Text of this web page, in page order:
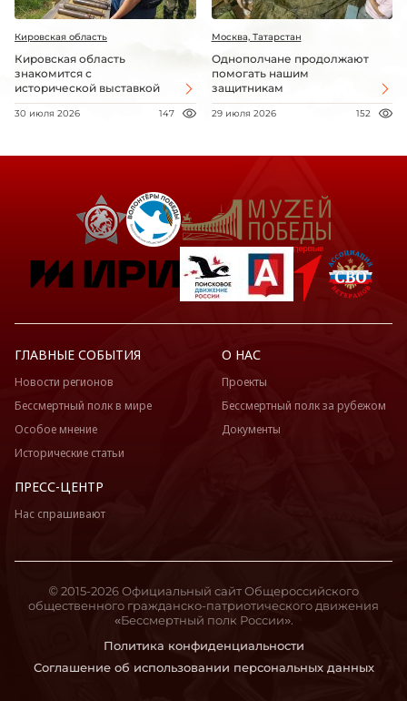
Кировская область
Кировская область
знакомится с
исторической выставкой
30 июля 2026 147
Москва, Татарстан
Однополчане продолжают
помогать нашим
защитникам
29 июля 2026 152
ГЛАВНЫЕ СОБЫТИЯ
Новости регионов
Бессмертный полк в мире
Особое мнение
Исторические статьи
О НАС
Проекты
Бессмертный полк за рубежом
Документы
ПРЕСС-ЦЕНТР
Нас спрашивают
Политика конфиденциальности
Соглашение об использовании персональных данных
© 2015-2026 Официальный сайт Общероссийского
общественного гражданско-патриотического движения
«Бессмертный полк России».